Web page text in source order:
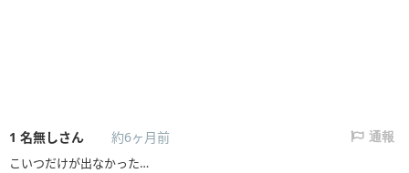
1 名無しさん 約6ヶ月前 通報
こいつだけが出なかった…